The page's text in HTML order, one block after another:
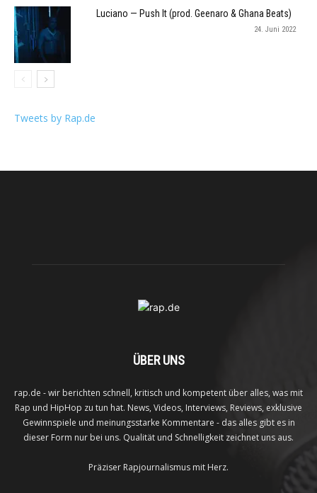
Luciano — Push It (prod. Geenaro & Ghana Beats)
24. Juni 2022
Tweets by Rap.de
ÜBER UNS
rap.de - wir berichten schnell, kritisch und kompetent über alles, was mit
Rap und HipHop zu tun hat. News, Videos, Interviews, Reviews, exklusive
Gewinnspiele und meinungsstarke Kommentare - das alles gibt es in
dieser Form nur bei uns. Qualität und Schnelligkeit zeichnet uns aus.
Präziser Rapjournalismus mit Herz.